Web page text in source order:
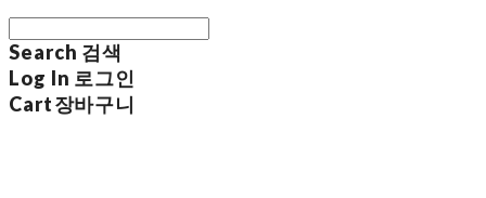
Search 검색
Log In 로그인
Cart장바구니